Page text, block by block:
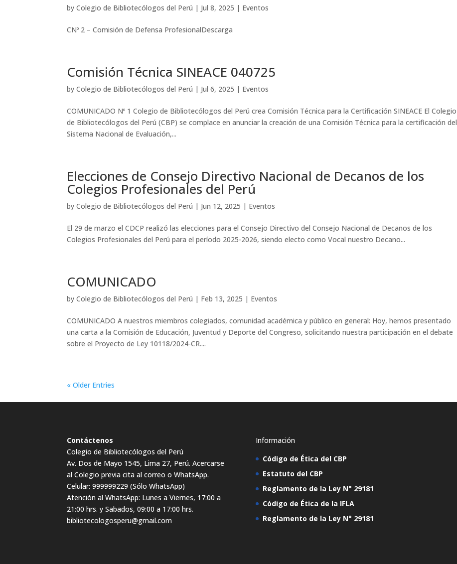
byColegio de Bibliotecólogos del Perú | Jul 8, 2025 | Eventos
CNº 2 – Comisión de Defensa ProfesionalDescarga
Comisión Técnica SINEACE 040725
byColegio de Bibliotecólogos del Perú | Jul 6, 2025 | Eventos
COMUNICADO Nº 1 Colegio de Bibliotecólogos del Perú crea Comisión Técnica para la Certificación SINEACE El Colegio
de Bibliotecólogos del Perú (CBP) se complace en anunciar la creación de una Comisión Técnica para la certificación del
Sistema Nacional de Evaluación,...
Elecciones de Consejo Directivo Nacional de Decanos de los
Colegios Profesionales del Perú
byColegio de Bibliotecólogos del Perú | Jun 12, 2025 | Eventos
El 29 de marzo el CDCP realizó las elecciones para el Consejo Directivo del Consejo Nacional de Decanos de los
Colegios Profesionales del Perú para el período 2025-2026, siendo electo como Vocal nuestro Decano...
COMUNICADO
byColegio de Bibliotecólogos del Perú | Feb 13, 2025 | Eventos
COMUNICADO A nuestros miembros colegiados, comunidad académica y público en general: Hoy, hemos presentado
una carta a la Comisión de Educación, Juventud y Deporte del Congreso, solicitando nuestra participación en el debate
sobre el Proyecto de Ley 10118/2024-CR....
« Older Entries
Contáctenos
Colegio de Bibliotecólogos del Perú
Av. Dos de Mayo 1545, Lima 27, Perú. Acercarse
al Colegio previa cita al correo o WhatsApp.
Celular: 999999229 (Sólo WhatsApp)
Atención al WhatsApp: Lunes a Viernes, 17:00 a
21:00 hrs. y Sabados, 09:00 a 17:00 hrs.
bibliotecologosperu@gmail.com
Información
Código de Ética del CBP
Estatuto del CBP
Reglamento de la Ley N° 29181
Código de Ética de la IFLA
Reglamento de la Ley N° 29181